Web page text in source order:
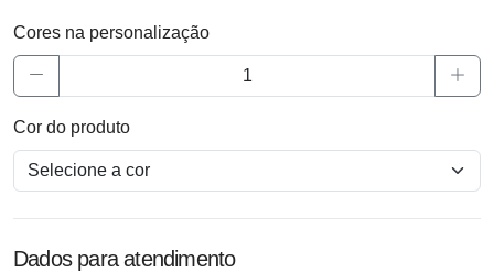
Cores na personalização
Cor do produto
Dados para atendimento